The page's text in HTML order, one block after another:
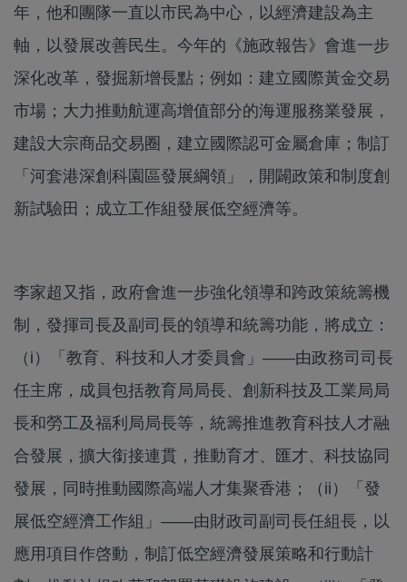
年，他和團隊一直以市民為中心，以經濟建設為主
軸，以發展改善民生。今年的《施政報告》會進一步
深化改革，發掘新增長點；例如：建立國際黃金交易
市場；大力推動航運高增值部分的海運服務業發展，
建設大宗商品交易圈，建立國際認可金屬倉庫；制訂
「河套港深創科園區發展綱領」，開闢政策和制度創
新試驗田；成立工作組發展低空經濟等。
李家超又指，政府會進一步強化領導和跨政策統籌機
制，發揮司長及副司長的領導和統籌功能，將成立：
（i）「教育、科技和人才委員會」——由政務司司長
任主席，成員包括教育局局長、創新科技及工業局局
長和勞工及福利局局長等，統籌推進教育科技人才融
合發展，擴大銜接連貫，推動育才、匯才、科技協同
發展，同時推動國際高端人才集聚香港；（ii）「發
展低空經濟工作組」——由財政司副司長任組長，以
應用項目作啓動，制訂低空經濟發展策略和行動計